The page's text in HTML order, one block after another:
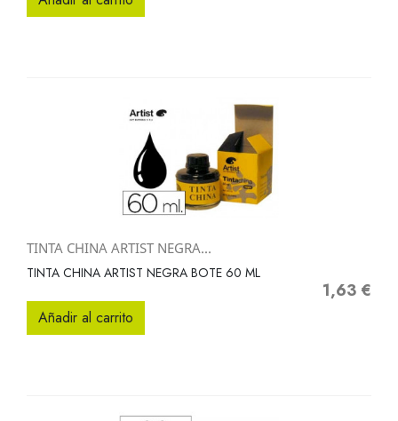
TINTA CHINA ARTIST NEGRA...
TINTA CHINA ARTIST NEGRA BOTE 60 ML
Precio
1,63 €
Añadir al carrito